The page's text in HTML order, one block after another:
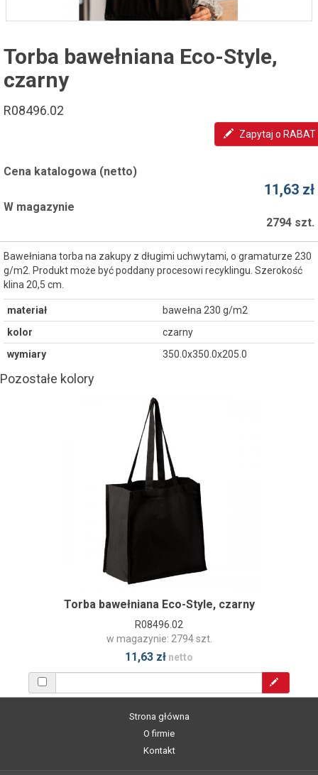
Torba bawełniana Eco-Style,
czarny
R08496.02
Zapytaj o RABAT
Cena katalogowa (netto)
11,63 zł
W magazynie
2794 szt.
Bawełniana torba na zakupy z długimi uchwytami, o gramaturze 230
g/m2. Produkt może być poddany procesowi recyklingu. Szerokość
klina 20,5 cm.
materiał
bawełna 230 g/m2
kolor
czarny
wymiary
350.0x350.0x205.0
Pozostałe kolory
Torba bawełniana Eco-Style, czarny
R08496.02
w magazynie: 2794 szt.
11,63 zł netto
Strona główna
O firmie
Kontakt